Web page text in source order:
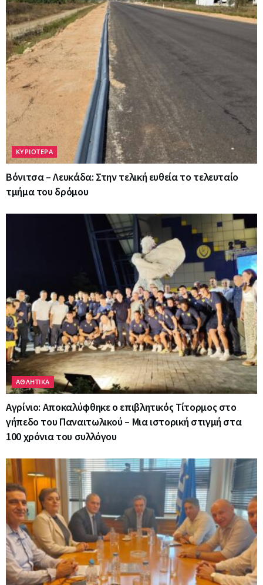
ΚΥΡΙΟΤΕΡΑ
Βόνιτσα – Λευκάδα: Στην τελική ευθεία το τελευταίο
τμήμα του δρόμου
ΑΘΛΗΤΙΚΑ
Αγρίνιο: Αποκαλύφθηκε ο επιβλητικός Τίτορμος στο
γήπεδο του Παναιτωλικού – Μια ιστορική στιγμή στα
100 χρόνια του συλλόγου